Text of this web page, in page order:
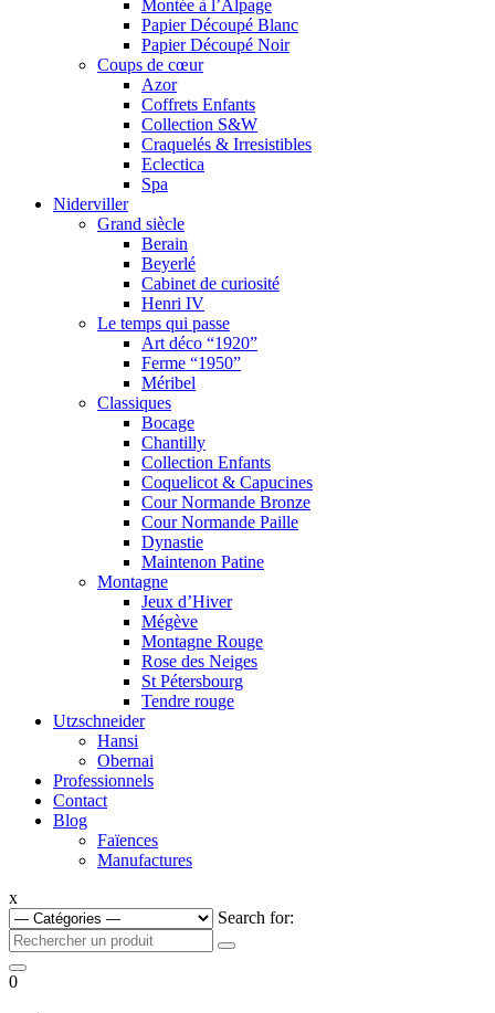
Montée à l’Alpage
Papier Découpé Blanc
Papier Découpé Noir
Coups de cœur
Azor
Coffrets Enfants
Collection S&W
Craquelés & Irresistibles
Eclectica
Spa
Niderviller
Grand siècle
Berain
Beyerlé
Cabinet de curiosité
Henri IV
Le temps qui passe
Art déco “1920”
Ferme “1950”
Méribel
Classiques
Bocage
Chantilly
Collection Enfants
Coquelicot & Capucines
Cour Normande Bronze
Cour Normande Paille
Dynastie
Maintenon Patine
Montagne
Jeux d’Hiver
Mégève
Montagne Rouge
Rose des Neiges
St Pétersbourg
Tendre rouge
Utzschneider
Hansi
Obernai
Professionnels
Contact
Blog
Faïences
Manufactures
x
Search for:
0